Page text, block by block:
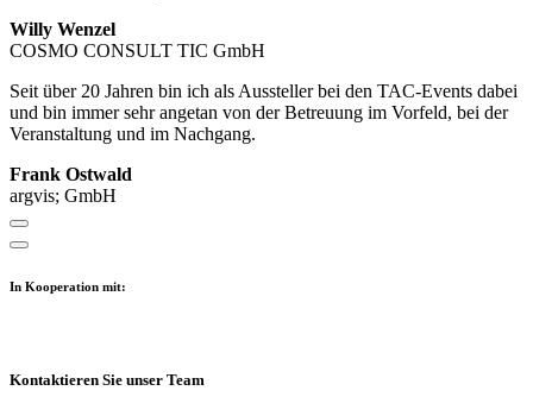
Willy Wenzel
COSMO CONSULT TIC GmbH
Seit über 20 Jahren bin ich als Aussteller bei den TAC-Events dabei
und bin immer sehr angetan von der Betreuung im Vorfeld, bei der
Veranstaltung und im Nachgang.
Frank Ostwald
argvis; GmbH
In Kooperation mit:
Kontaktieren Sie unser Team